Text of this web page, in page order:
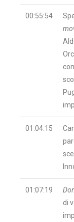
00:55:54
01:04:15
01:07:19
di